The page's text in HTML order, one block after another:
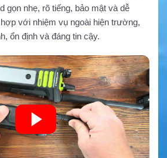
gọn nhẹ, rõ tiếng, bảo mật và dễ
với nhiệm vụ ngoài hiện trường,
ổn định và đáng tin cậy.